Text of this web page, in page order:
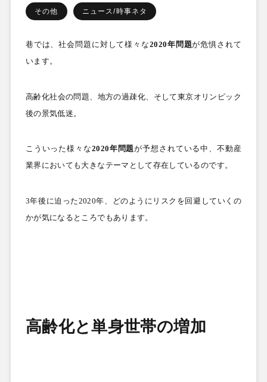
その他 ニュース/時事ネタ
巷では、社会問題に対して様々な2020年問題が危惧されて
います。
高齢化社会の問題、地方の過疎化、そして東京オリンピック
後の景気低迷。
こういった様々な2020年問題が予想されている中、不動産
業界においても大きなテーマとして存在しているのです。
3年後に迫った2020年、どのようにリスクを回避していくの
かが気になるところでもあります。
高齢化と単身世帯の増加